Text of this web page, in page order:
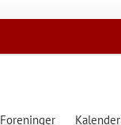
Foreninger Kalender